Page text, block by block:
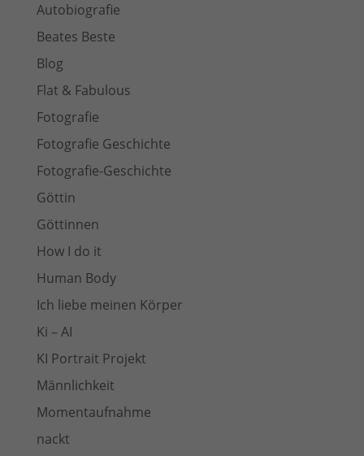
Autobiografie
Beates Beste
Blog
Flat & Fabulous
Fotografie
Fotografie Geschichte
Fotografie-Geschichte
Göttin
Göttinnen
How I do it
Human Body
Ich liebe meinen Körper
Ki – AI
KI Portrait Projekt
Männlichkeit
Momentaufnahme
nackt